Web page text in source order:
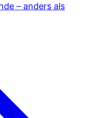
– anders als